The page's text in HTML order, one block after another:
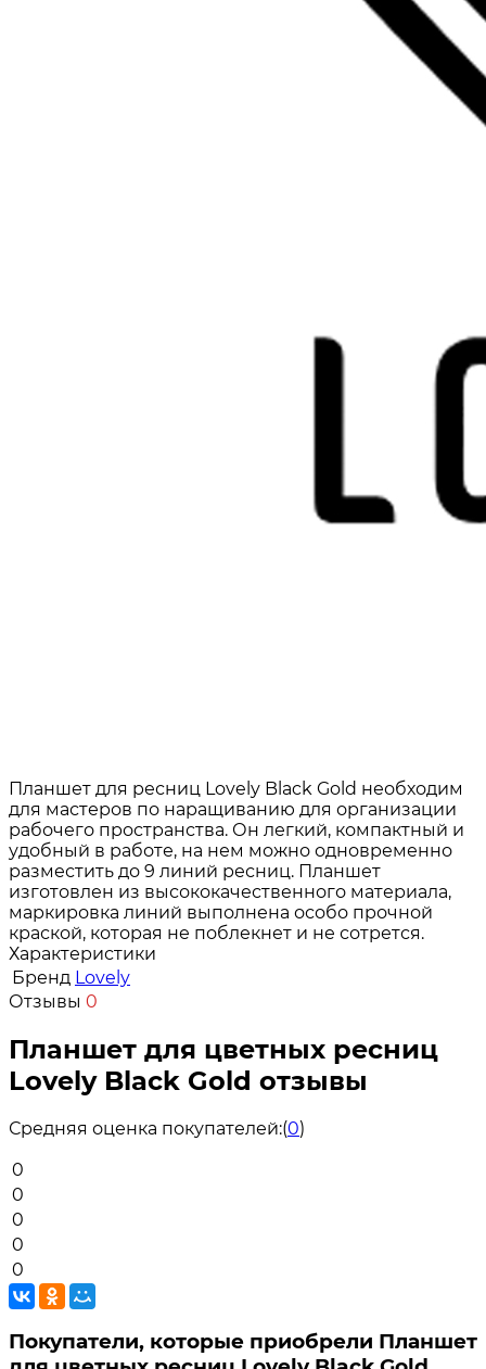
Планшет для ресниц Lovely Black Gold необходим
для мастеров по наращиванию для организации
рабочего пространства. Он легкий, компактный и
удобный в работе, на нем можно одновременно
разместить до 9 линий ресниц. Планшет
изготовлен из высококачественного материала,
маркировка линий выполнена особо прочной
краской, которая не поблекнет и не сотрется.
Характеристики
Бренд Lovely
Отзывы 0
Планшет для цветных ресниц
Lovely Black Gold отзывы
Средняя оценка покупателей:(0)
0
0
0
0
0
Покупатели, которые приобрели Планшет